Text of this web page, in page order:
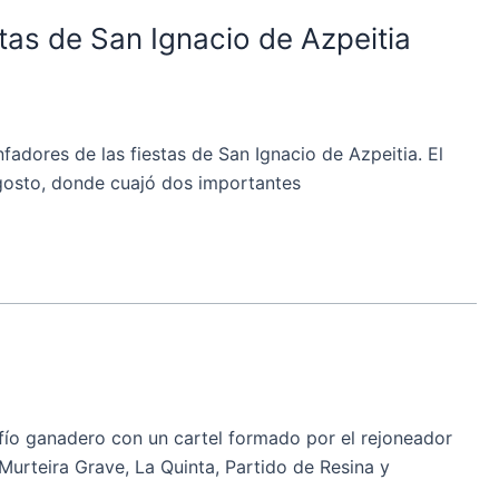
de San Ignacio de Azpeitia
de las fiestas de San Ignacio de Azpeitia. El
donde cuajó dos importantes
ganadero con un cartel formado por el rejoneador
Grave, La Quinta, Partido de Resina y